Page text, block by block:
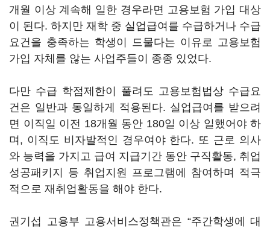
개월 이상 계속해 일한 경우라면 고용보험 가입 대상
이 된다. 하지만 재학 중 실업급여를 수급하거나 수급
요건을 충족하는 학생이 드물다는 이유로 고용보험
가입 자체를 않는 사업주들이 종종 있었다.
다만 수급 학점제한이 풀려도 고용보험법상 수급요
건은 일반과 동일하게 적용된다. 실업급여를 받으려
면 이직일 이전 18개월 동안 180일 이상 일했어야 하
며, 이직도 비자발적인 경우여야 한다. 또 근로 의사
와 능력을 가지고 급여 지급기간 동안 구직활동, 취업
성공패키지 등 취업지원 프로그램에 참여하며 적극
적으로 재취업활동을 해야 한다.
권기섭 고용부 고용서비스정책관은 “주간학생에 대